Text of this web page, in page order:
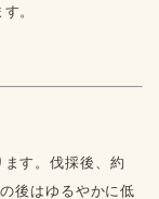
。
す。伐採後、約
後はゆるやかに低